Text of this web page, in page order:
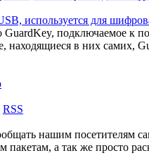
используется для
GuardKey, подключаемое
находящиеся в них самих,
RSS
нашим посетителям
пакетам, а так же просто